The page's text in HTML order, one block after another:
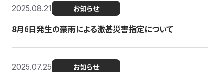
2025.08.21 お知らせ
8月6日発生の豪雨による激甚災害指定について
2025.07.25 お知らせ